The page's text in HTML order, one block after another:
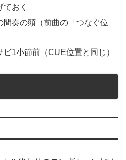
ておく
間奏の頭（前曲の「つなぐ位
ビ1小節前（CUE位置と同じ）